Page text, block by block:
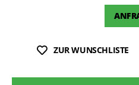
ZUR WUNSCHLISTE